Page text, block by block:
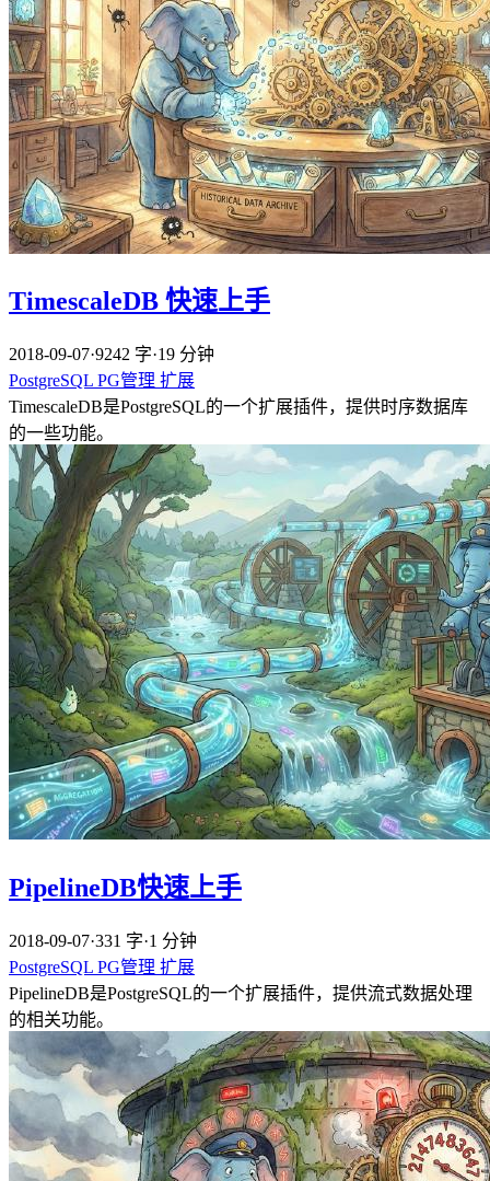
TimescaleDB 快速上手
2018-09-07·9242 字·19 分钟
PostgreSQL PG管理 扩展
TimescaleDB是PostgreSQL的一个扩展插件，提供时序数据库
的一些功能。
PipelineDB快速上手
2018-09-07·331 字·1 分钟
PostgreSQL PG管理 扩展
PipelineDB是PostgreSQL的一个扩展插件，提供流式数据处理
的相关功能。